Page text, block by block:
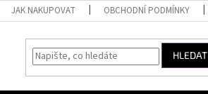
JAK NAKUPOVAT OBCHODNÍ PODMÍNKY
HLEDAT